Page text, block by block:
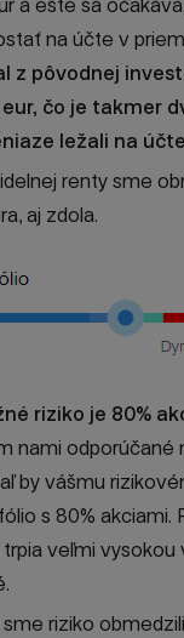
a ešte sa
na účte v
z pôvodnej
eur, čo je takmer
ležali na
renty sme
aj zdola.
riziko je 80%
nami odporúčané
by vášmu
s 80% akciami.
veľmi vysokou
riziko